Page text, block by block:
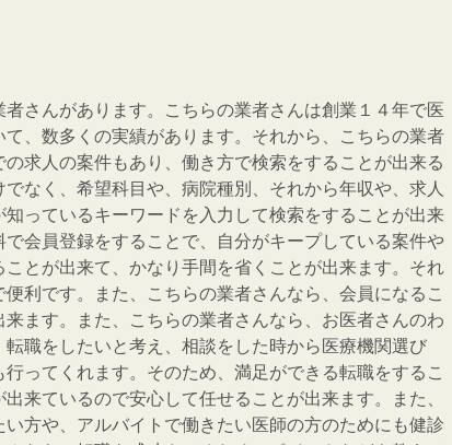
さんがあります。こちらの業者さんは創業１４年で医
、数多くの実績があります。それから、こちらの業者
求人の案件もあり、働き方で検索をすることが出来る
なく、希望科目や、病院種別、それから年収や、求人
っているキーワードを入力して検索をすることが出来
会員登録をすることで、自分がキープしている案件や
とが出来て、かなり手間を省くことが出来ます。それ
利です。また、こちらの業者さんなら、会員になるこ
ます。また、こちらの業者さんなら、お医者さんのわ
職をしたいと考え、相談をした時から医療機関選び
ってくれます。そのため、満足ができる転職をするこ
来ているので安心して任せることが出来ます。また、
方や、アルバイトで働きたい医師の方のためにも健診